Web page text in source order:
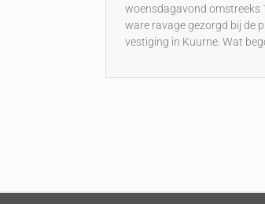
woensdagavond omstreeks
ware ravage gezorgd bij de
vestiging in Kuurne. Wat